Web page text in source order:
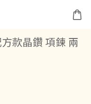
款晶鑽 項鍊 兩